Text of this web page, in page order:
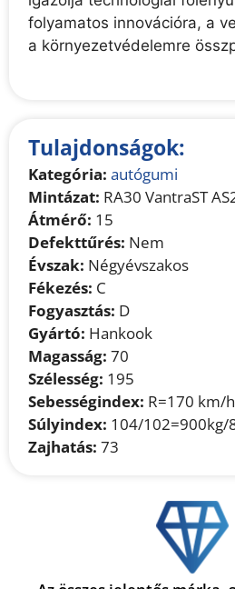
folyamatos innovációra, a
a környezetvédelemre
Tulajdonságok:
Kategória: autógumi
Mintázat: RA30 VantraST
Átmérő: 15
Defekttűrés: Nem
Évszak: Négyévszakos
Fékezés: C
Fogyasztás: D
Gyártó: Hankook
Magasság: 70
Szélesség: 195
Sebességindex: R=170 km/h
Súlyindex: 104/102=900kg/
Zajhatás: 73